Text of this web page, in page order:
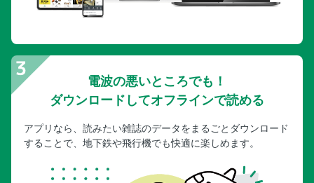
電波の悪いところでも！
ダウンロードしてオフラインで読める
アプリなら、読みたい雑誌のデータをまるごとダウンロード
することで、地下鉄や飛行機でも快適に楽しめます。